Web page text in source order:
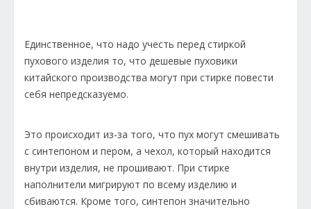
Единственное, что надо учесть перед стиркой
пухового изделия то, что дешевые пуховики
китайского производства могут при стирке повести
себя непредсказуемо.
Это происходит из-за того, что пух могут смешивать
с синтепоном и пером, а чехол, который находится
внутри изделия, не прошивают. При стирке
наполнители мигрируют по всему изделию и
сбиваются. Кроме того, синтепон значительно